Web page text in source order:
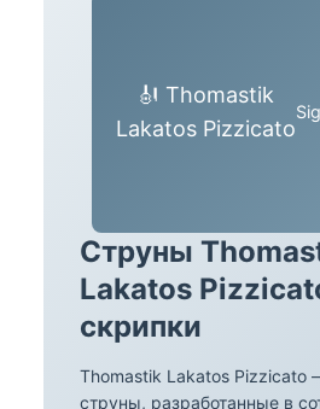
Струны
Lakatos
скрипки
Thomastik Lakatos Pizzicato
струны, разработанные в
🎻 Thomastik
Lakatos Pizzicato